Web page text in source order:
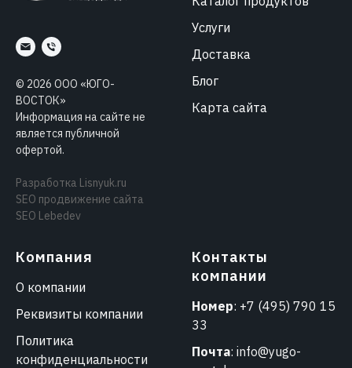
© 2026 ООО «ЮГО-
ВОСТОК»
Информация на сайте не
является публичной
офертой.
Разработка Lisnyuk.ru
SEO продвижение сайта
SEO Lebedev
Услуги
Доставка
Блог
Карта сайта
Компания
О компании
Реквизиты компании
Политика
конфиденциальности
Контакты
компании
Номер: +7 (495) 790 15
33
Почта: info@yugo-